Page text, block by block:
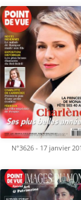
N°3626 - 17 janvier